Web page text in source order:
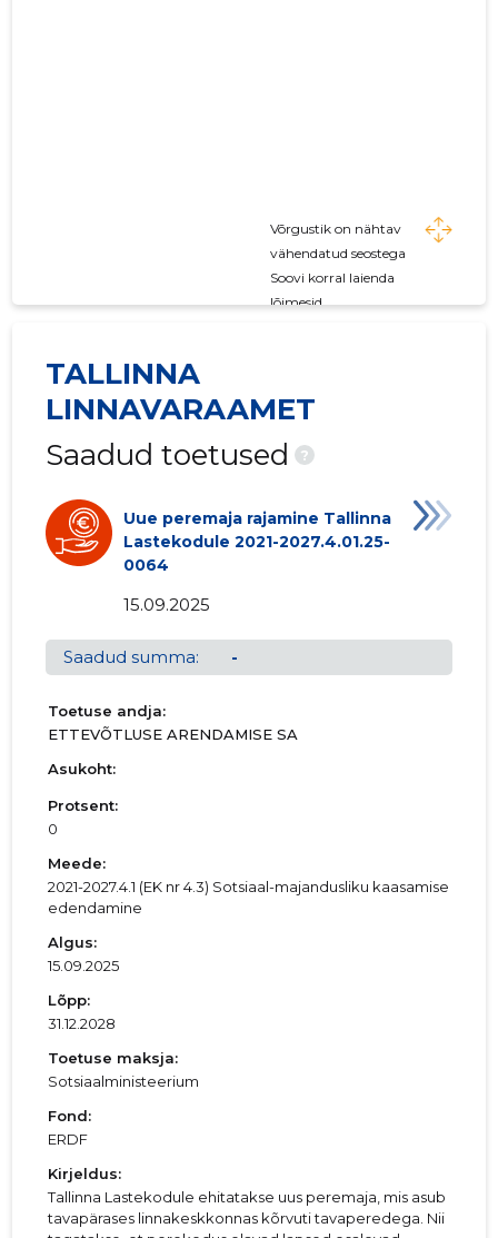
Võrgustik on nähtav
vähendatud seostega
Soovi korral laienda
lõimesid
TALLINNA
LINNAVARAAMET
Saadud toetused
?
Uue peremaja rajamine Tallinna
Lastekodule 2021-2027.4.01.25-
0064
15.09.2025
Saadud summa: -
Toetuse andja:
ETTEVÕTLUSE ARENDAMISE SA
Asukoht:
Protsent:
0
Meede:
2021-2027.4.1 (EK nr 4.3) Sotsiaal-majandusliku kaasamise
edendamine
Algus:
15.09.2025
Lõpp:
31.12.2028
Toetuse maksja:
Sotsiaalministeerium
Fond:
ERDF
Kirjeldus:
Tallinna Lastekodule ehitatakse uus peremaja, mis asub
tavapärases linnakeskkonnas kõrvuti tavaperedega. Nii